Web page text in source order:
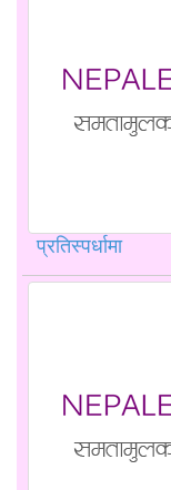
प्रतिस्पर्धामा